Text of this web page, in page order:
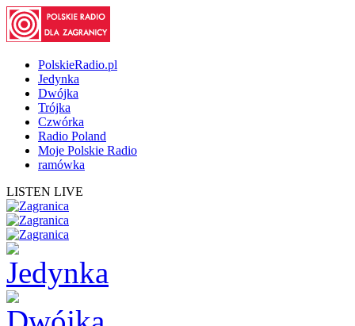
PolskieRadio.pl
Jedynka
Dwójka
Trójka
Czwórka
Radio Poland
Moje Polskie Radio
ramówka
LISTEN LIVE